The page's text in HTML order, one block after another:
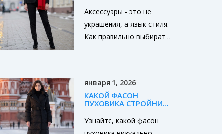
сложно. Узнайте, как
правильно подбирать
аксессуары, чтобы они
КОТОРЫЕ МЕНЯЮТ ВСЁ
Аксессуары - это не
украшения, а язык стиля.
Как правильно выбирать
перегруженным. Простые
правила для
января 1, 2026
КАКОЙ ФАСОН
ПУХОВИКА СТРОЙНИТ:
СИЛУЭТ ДЛЯ
ВИЗУАЛЬНОГО
Узнайте, какой фасон